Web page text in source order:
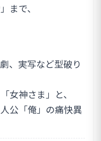
まで、
、実写など型破り
女神さま」と、
公「俺」の痛快異